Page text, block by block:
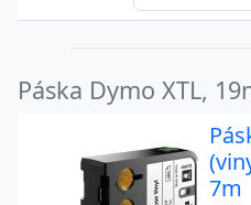
Páska Dymo XTL,
7m